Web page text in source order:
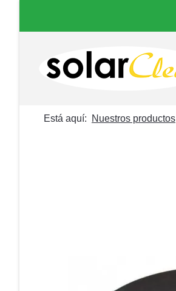
Está aquí: Nuestros productos